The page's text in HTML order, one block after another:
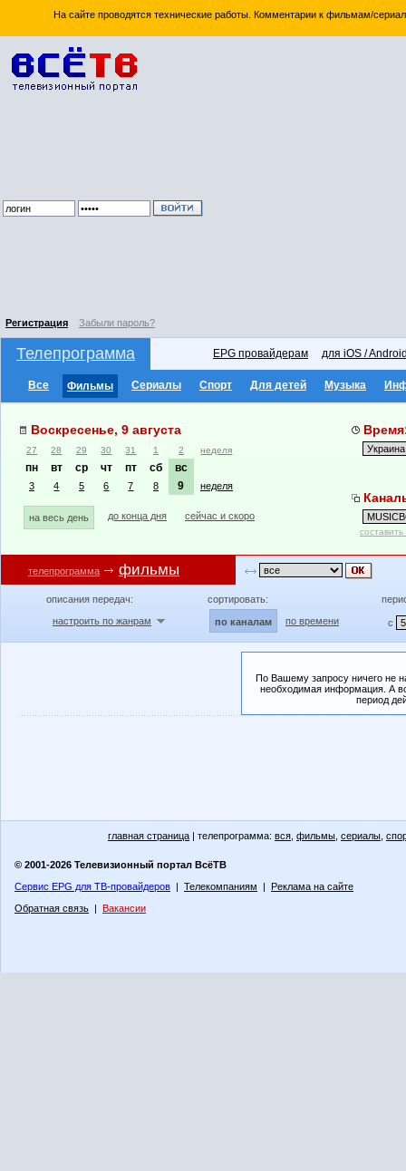
На сайте проводятся технические работы. Комментарии к фильмам/
Регистрация Забыли пароль?
Телепрограмма EPG провайдерам для iOS /
Все Фильмы Сериалы Спорт Для детей Музыка
Воскресенье, 9 августа
27 28 29 30 31 1 2 неделя
пн вт ср чт пт сб вс
3 4 5 6 7 8 9 неделя
на весь день до конца дня сейчас и скоро
телепрограмма фильмы
описания передач:
настроить по жанрам
сортировать:
по каналам по времени с
По Вашему запросу ничего не
необходимая информация. А
период
главная страница | телепрограмма: вся фильмы сериалы
© 2001-2026 Телевизионный портал ВсёТВ
Сервис EPG для ТВ-провайдеров | Телекомпаниям | Реклама на сайте
Обратная связь | Вакансии